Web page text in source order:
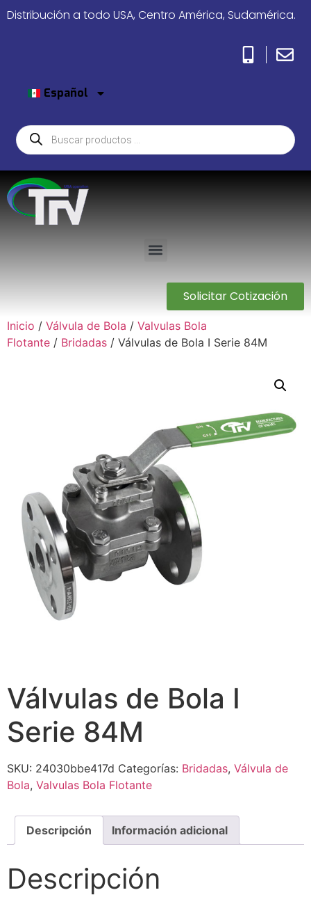
Distribución a todo USA, Centro América, Sudamérica.
Español
Solicitar Cotización
Inicio / Válvula de Bola / Valvulas Bola
Flotante / Bridadas / Válvulas de Bola I Serie 84M
Válvulas de Bola I
Serie 84M
SKU: 24030bbe417d Categorías: Bridadas, Válvula de
Bola, Valvulas Bola Flotante
Descripción Información adicional
Descripción